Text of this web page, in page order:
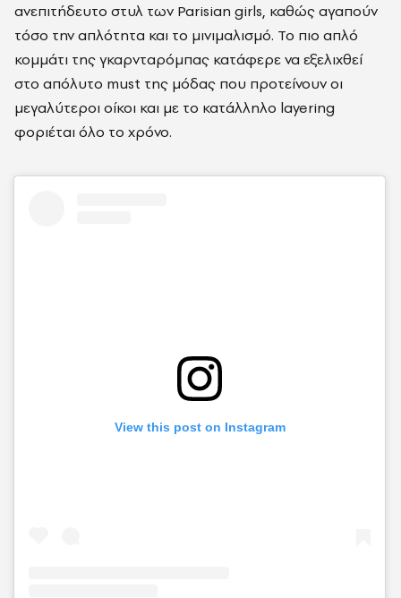
ανεπιτήδευτο στυλ των Parisian girls, καθώς αγαπούν
τόσο την απλότητα και το μινιμαλισμό. Το πιο απλό
κομμάτι της γκαρνταρόμπας κατάφερε να εξελιχθεί
στο απόλυτο must της μόδας που προτείνουν οι
μεγαλύτεροι οίκοι και με το κατάλληλο layering
φοριέται όλο το χρόνο.
View this post on Instagram